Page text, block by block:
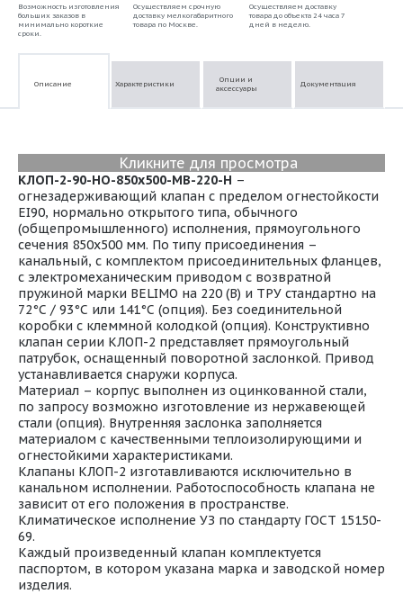
Возможность изготовления
больших заказов в
минимально короткие
сроки.
Осуществляем срочную
доставку мелкогабаритного
товара по Москве.
Осуществляем доставку
товара до объекта 24 часа 7
дней в неделю.
Описание Характеристики
Опции и
аксессуары
Документация
Кликните для просмотра
КЛОП-2-90-НО-850х500-МВ-220-Н –
огнезадерживающий клапан с пределом огнестойкости
EI90, нормально открытого типа, обычного
(общепромышленного) исполнения, прямоугольного
сечения 850х500 мм. По типу присоединения –
канальный, с комплектом присоединительных фланцев,
с электромеханическим приводом с возвратной
пружиной марки BELIMO на 220 (В) и ТРУ стандартно на
72°С / 93°С или 141°С (опция). Без соединительной
коробки с клеммной колодкой (опция). Конструктивно
клапан серии КЛОП-2 представляет прямоугольный
патрубок, оснащенный поворотной заслонкой. Привод
устанавливается снаружи корпуса.
Материал – корпус выполнен из оцинкованной стали,
по запросу возможно изготовление из нержавеющей
стали (опция). Внутренняя заслонка заполняется
материалом с качественными теплоизолирующими и
огнестойкими характеристиками.
Клапаны КЛОП-2 изготавливаются исключительно в
канальном исполнении. Работоспособность клапана не
зависит от его положения в пространстве.
Климатическое исполнение УЗ по стандарту ГОСТ 15150-
69.
Каждый произведенный клапан комплектуется
паспортом, в котором указана марка и заводской номер
изделия.